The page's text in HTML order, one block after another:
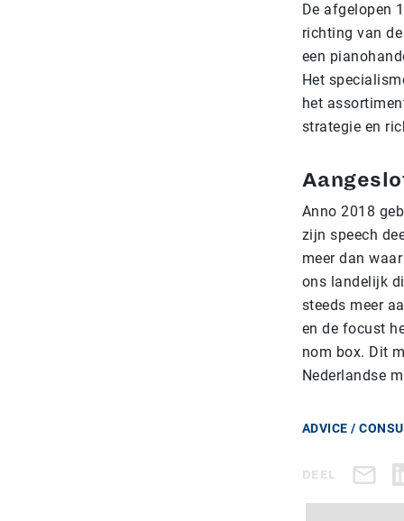
De afgelopen
richting van
een
Het
het
strategie en
Anno 2018
zijn speech
meer dan
ons landelijk
steeds meer
en de focust
nom box. Dit
Nederlandse
ADVICE /
DEEL